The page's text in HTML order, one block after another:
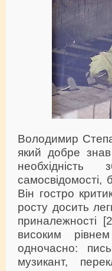
Володимир
який добре знав
необхідність
Він гостро
росту досить
високим
одночасно:
музикант,